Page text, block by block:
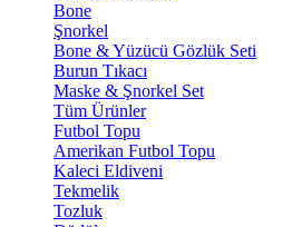
Bone
Şnorkel
Bone & Yüzücü Gözlük Seti
Burun Tıkacı
Maske & Şnorkel Set
Tüm Ürünler
Futbol Topu
Amerikan Futbol Topu
Kaleci Eldiveni
Tekmelik
Tozluk